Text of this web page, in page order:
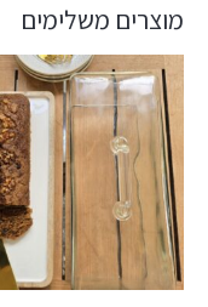
מוצרים משלימים